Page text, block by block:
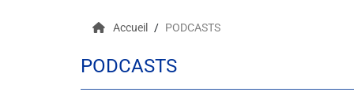
Accueil PODCASTS
PODCASTS